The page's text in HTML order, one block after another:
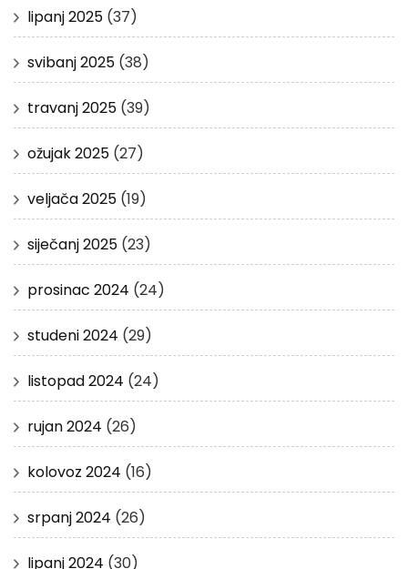
lipanj 2025 (37)
svibanj 2025 (38)
travanj 2025 (39)
ožujak 2025 (27)
veljača 2025 (19)
siječanj 2025 (23)
prosinac 2024 (24)
studeni 2024 (29)
listopad 2024 (24)
rujan 2024 (26)
kolovoz 2024 (16)
srpanj 2024 (26)
lipanj 2024 (30)